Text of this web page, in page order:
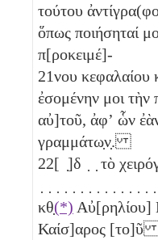
τούτου
ὅπως ποιήσηταί
π[ροκειμέ]-
21νου κεφαλαίου
ἐσομένην μοι
αὐ]τοῦ, ἀφʼ ὧν
γραμμάτω̣ν̣.
22[ ̣]δ ̣ ̣ τὸ
κθ̣(*) Αὐ[ρηλίου]
Καίσ]αρος